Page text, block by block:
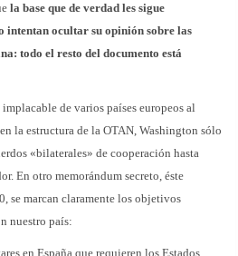
la base que de verdad les sigue
intentan ocultar su opinión sobre las
todo el resto del documento está
de varios países europeos al
la estructura de la OTAN, Washington sólo
«bilaterales» de cooperación hasta
En otro memorándum secreto, éste
se marcan claramente los objetivos
nuestro país:
en España que requieren los Estados